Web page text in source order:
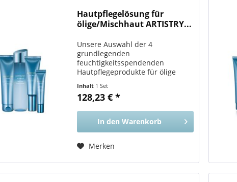
Hautpflegelösung für
ölige/Mischhaut ARTISTRY...
Unsere Auswahl der 4
grundlegenden
feuchtigkeitsspendenden
Hautpflegeprodukte für ölige
Rabatt! Vorteile für Sie Optimiert
die Feuchtigkeitsversorgung Ihrer
Haut mit Inhaltsstoffen, die
Feuchtigkeit spenden...
Inhalt 1 Set
128,23 € *
In den Warenkorb
Merken